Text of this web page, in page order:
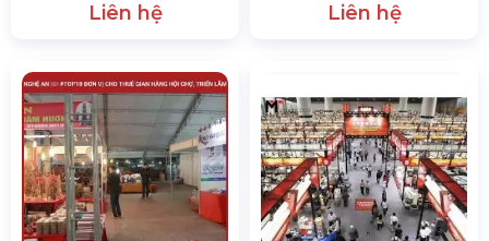
Liên hệ Liên hệ